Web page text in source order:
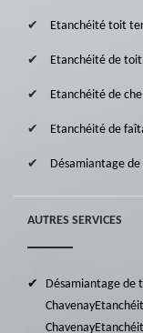
Etanchéité toit
Etanchéité de
Etanchéité de
Etanchéité de
Désamiantage
AUTRES SERVICES
Désamiantage de
Chavenay
Chavenay